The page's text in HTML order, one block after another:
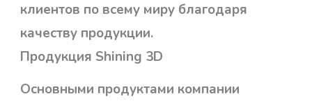
клиентов по всему миру благодаря
качеству продукции.
Продукция Shining 3D
Основными продуктами компании